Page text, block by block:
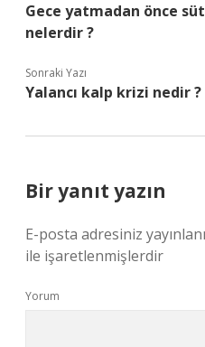
Gece yatmadan önce
nelerdir ?
Sonraki Yazı
Yalancı kalp krizi nedir ?
Bir yanıt yazın
E-posta adresiniz
ile işaretlenmişlerdir
Yorum